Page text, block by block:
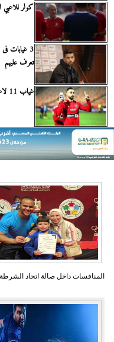
كولر للاعبي
3 غيابات
تعرف عليهم
غياب 11 لاعباً عن الأهلى أمام بيراميدز فى السوبر الليلة.. تعرف عليهم
المنافسات داخل صالة اتحاد